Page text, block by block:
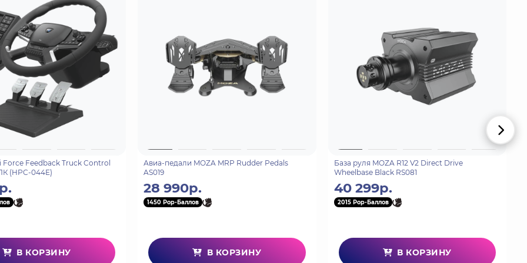
28см и обратной связью.
ощущение надежности, мягко уравновешивается качественным кожаным покрытием, передающего
угла наклона от полностью горизонтального положения в 90 до 105.
построена на шестеренчатом приводе рулевого колеса и включает в себя косозубую передачу.
более сильное обратное усилие, а значит увеличить эффект присутствия от управления
позволяет моторам работать менее шумно, а значит и более комфортно для игроков.
Force Feedback Truck Control
(HPC-044E)
В КОРЗИНУ
Авиа-педали MOZA MRP Rudder Pedals
AS019
28 990р.
1450 Pop-Баллов
В КОРЗИНУ
База руля MOZA R12 V2 Direct Drive
Wheelbase Black RS081
40 299р.
2015 Pop-Баллов
В КОРЗИНУ